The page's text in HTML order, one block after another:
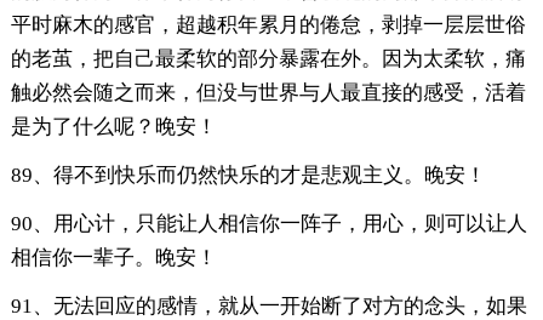
平时麻木的感官，超越积年累月的倦怠，剥掉一层层世俗
的老茧，把自己最柔软的部分暴露在外。因为太柔软，痛
触必然会随之而来，但没与世界与人最直接的感受，活着
是为了什么呢？晚安！
89、得不到快乐而仍然快乐的才是悲观主义。晚安！
90、用心计，只能让人相信你一阵子，用心，则可以让人
相信你一辈子。晚安！
91、无法回应的感情，就从一开始断了对方的念头，如果